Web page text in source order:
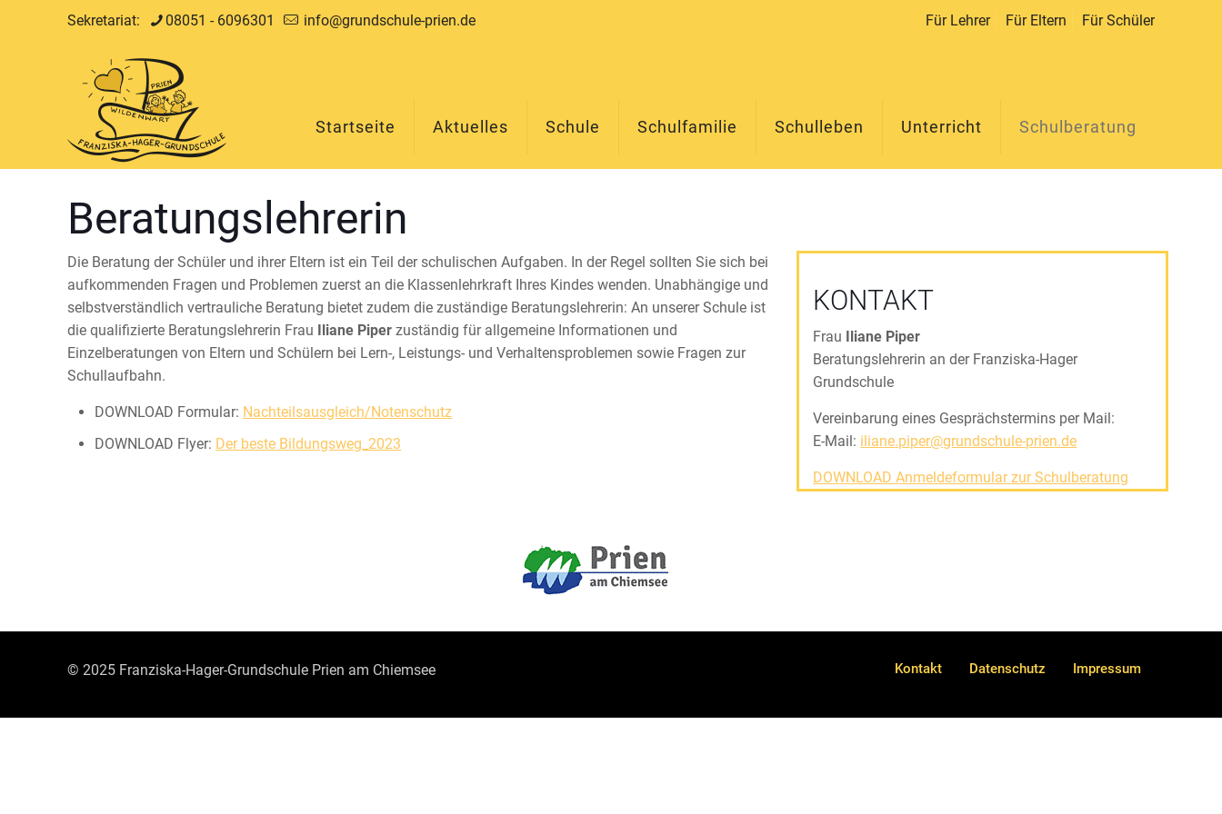
Sekretariat: 08051 - 6096301 info@grundschule-prien.de Für Lehrer Für Eltern Für Schüler
Startseite Aktuelles Schule Schulfamilie Schulleben Unterricht Schulberatung
Beratungslehrerin
Die Beratung der Schüler und ihrer Eltern ist ein Teil der schulischen Aufgaben. In der Regel sollten Sie sich bei
aufkommenden Fragen und Problemen zuerst an die Klassenlehrkraft Ihres Kindes wenden. Unabhängige und
selbstverständlich vertrauliche Beratung bietet zudem die zuständige Beratungslehrerin: An unserer Schule ist
die qualifizierte Beratungslehrerin Frau Iliane Piper zuständig für allgemeine Informationen und
Einzelberatungen von Eltern und Schülern bei Lern-, Leistungs- und Verhaltensproblemen sowie Fragen zur
Schullaufbahn.
DOWNLOAD Formular: Nachteilsausgleich/Notenschutz
DOWNLOAD Flyer: Der beste Bildungsweg_2023
KONTAKT
Frau Iliane Piper
Beratungslehrerin an der Franziska-Hager
Grundschule
Vereinbarung eines Gesprächstermins per Mail:
E-Mail: iliane.piper@grundschule-prien.de
DOWNLOAD Anmeldeformular zur Schulberatung
© 2025 Franziska-Hager-Grundschule Prien am Chiemsee Kontakt Datenschutz Impressum